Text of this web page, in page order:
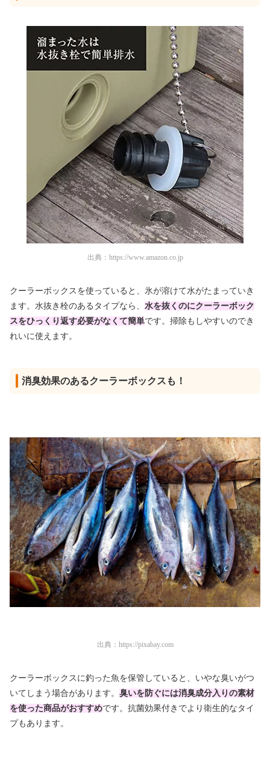
出典： https://www.amazon.co.jp
クーラーボックスを使っていると、氷が溶けて水がたまっていき
ます。水抜き栓のあるタイプなら、 水を抜くのにクーラーボック
スをひっくり返す必要がなくて簡単です。掃除もしやすいのでき
れいに使えます。
消臭効果のあるクーラーボックスも！
出典： https://pixabay.com
クーラーボックスに釣った魚を保管していると、いやな臭いがつ
いてしまう場合があります。 臭いを防ぐには消臭成分入りの素材
を使った商品がおすすめです。抗菌効果付きでより衛生的なタイ
プもあります。